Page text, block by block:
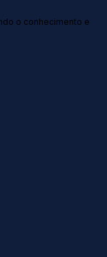
o conhecimento e